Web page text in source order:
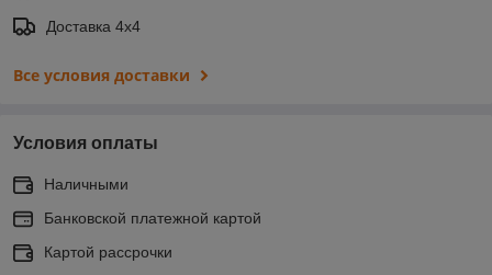
Доставка 4х4
Все условия доставки
Условия оплаты
Наличными
Банковской платежной картой
Картой рассрочки